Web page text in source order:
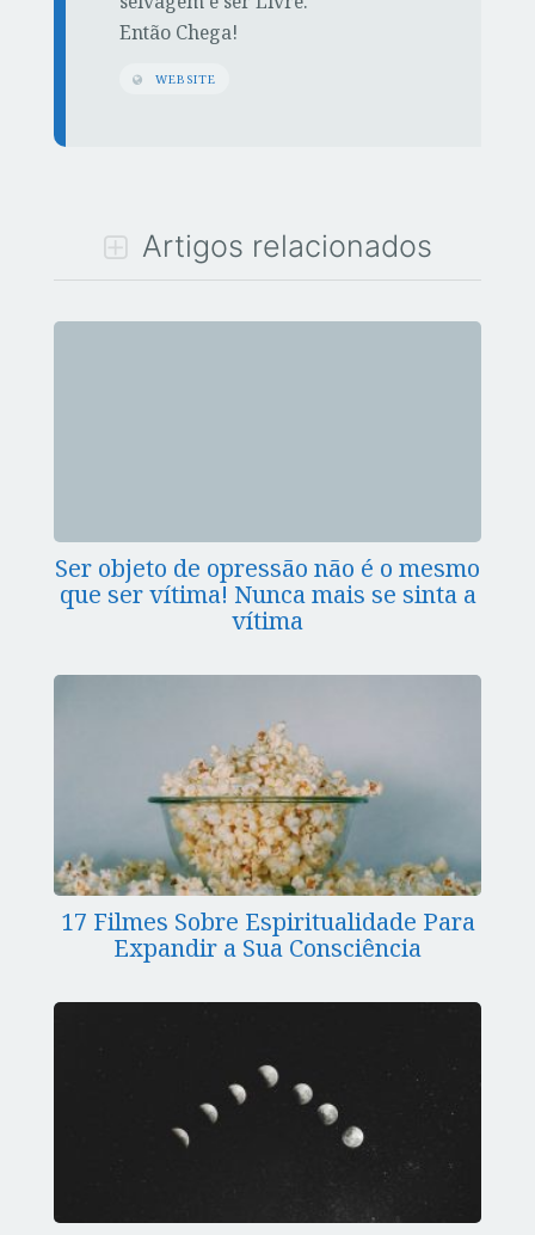
Então Chega!
WEBSITE
Artigos relacionados
Ser objeto de opressão não é o mesmo
que ser vítima! Nunca mais se sinta a
vítima
17 Filmes Sobre Espiritualidade Para
Expandir a Sua Consciência